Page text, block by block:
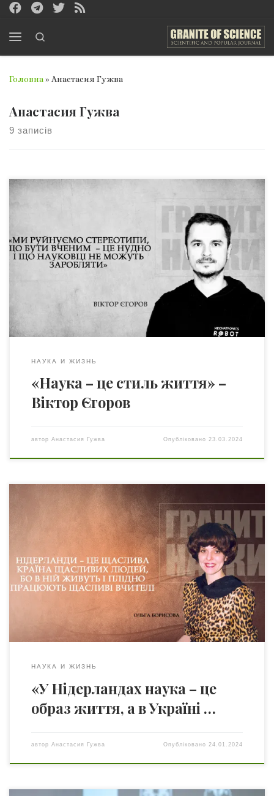
Перейти до вмісту
Головна» Анастасия Гужва
Анастасия Гужва
9 записів
До вашої уваги інтерв’ю з Віктором Єгоровим, у якому
він поділився своїми глобальними планами та
масштабними ідеями, спрямованими на формування
нового ставлення до науки в Україні, та розповів про
розвиток робототехніки у країні. Статтю можна
прочитати російською Віктор Богданович Єгоров –
доктор технічних наук, професор кафедри
автоматизації технологічних процесів та […]
НАУКА И ЖИЗНЬ
«Наука – це стиль життя» –
Віктор Єгоров
автор Анастасия Гужва Опубліковано 23.03.2024
Ми багато розповідали вам про дивовижну країну
Нідерланди, яка протягом усієї своєї насиченої 500-
річної історії не раз давала приводи для захоплення, і
продовжує робити це сьогодні. Нідерланди
випереджають у своєму розвитку всі країни Європи.
Одна з причин – інтеграція науки у процеси управління
державою. Прикладна наука як спосіб життя – […]
НАУКА И ЖИЗНЬ
«У Нідерландах наука – це
образ життя, а в Україні …
автор Анастасия Гужва Опубліковано 24.01.2024